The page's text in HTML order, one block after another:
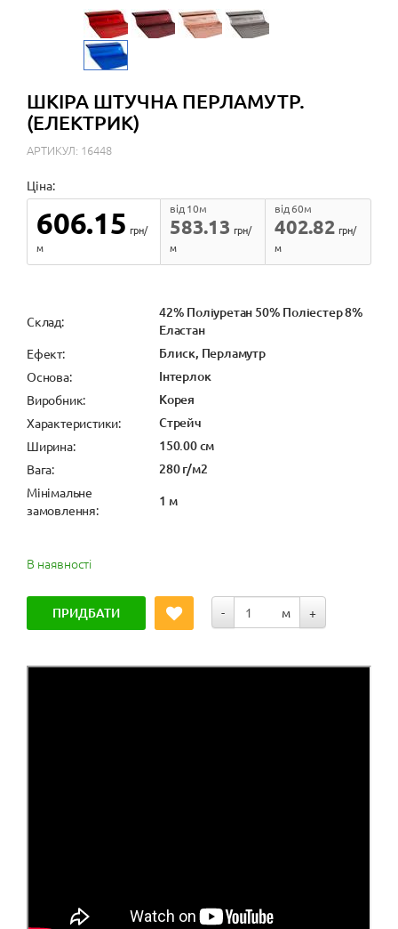
ШКІРА ШТУЧНА ПЕРЛАМУТР.
(ЕЛЕКТРИК)
АРТИКУЛ: 16448
Ціна:
606.15 грн/
м
583.13
від 10м
грн/
м
402.82
від 60м
грн/
м
Cклад:
42% Поліуретан 50% Поліестер 8%
Еластан
Ефект: Блиск, Перламутр
Основа: Інтерлок
Виробник: Корея
Характеристики: Стрейч
Ширина: 150.00 см
Вага: 280 г/м2
Мінімальне
замовлення:
1 м
В наявності
ПРИДБАТИ - м +